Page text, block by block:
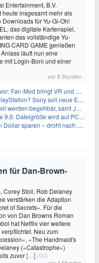
Entertainment, B.V.
heute insgesamt mehr als
für Yu-Gi-Oh!
das digitale Kartenspiel,
das vollständige Yu-
CARD GAME genießen
läuft nun eine
mit Login-Boni und einer
vor 8 Stunden
VR und Ego-Perspektive nach Kanto
Sony soll neue Einnahmequellen prüfen
begehbar, samt „lebensgroßem Leon“
wird auf PC und Konsolen deutlich reduziert
nach der Übernahme die nächste Entlassungswelle?
für Dan-Brown-
Corey Stoll, Rob Delaney
verstärken die Adaption
of Secrets». Für die
von Dan Browns Roman
hat Netflix vier weitere
Neu zum
«The Handmaid's
(«Catastrophe»)
zuvor[…] (00)